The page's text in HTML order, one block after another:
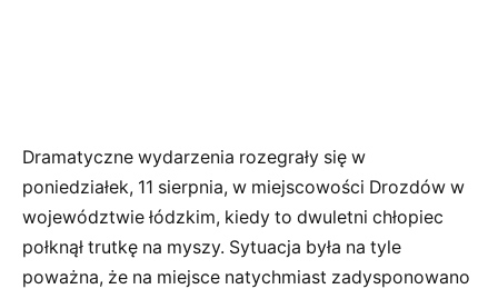
Dramatyczne wydarzenia rozegrały się w
poniedziałek, 11 sierpnia, w miejscowości Drozdów w
województwie łódzkim, kiedy to dwuletni chłopiec
połknął trutkę na myszy. Sytuacja była na tyle
poważna, że na miejsce natychmiast zadysponowano